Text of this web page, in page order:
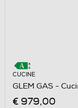
CUCINE
GLEM GAS -
€ 979,00